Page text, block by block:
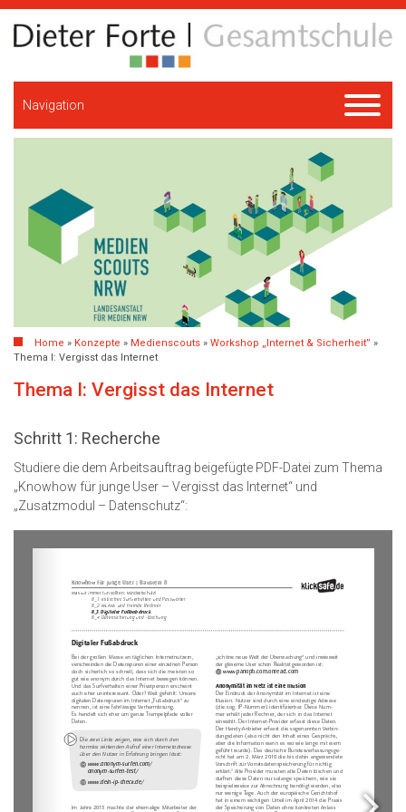
Navigation
Home » Konzepte » Medienscouts » Workshop „Internet & Sicherheit” »
Thema I: Vergisst das Internet
Thema I: Vergisst das Internet
Schritt 1: Recherche
Studiere die dem Arbeitsauftrag beigefügte PDF-Datei zum Thema
„Knowhow für junge User – Vergisst das Internet“ und
„Zusatzmodul – Datenschutz“: